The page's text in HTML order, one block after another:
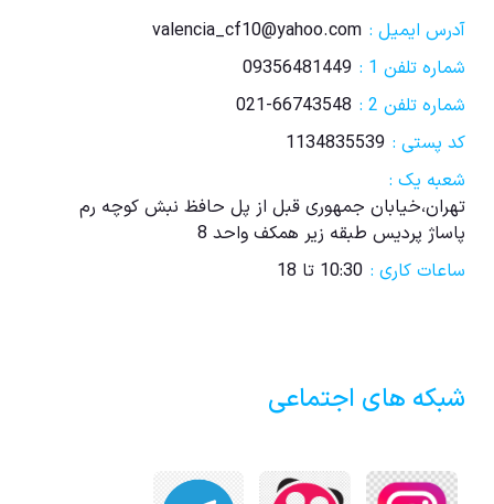
آدرس ایمیل : valencia_cf10@yahoo.com
شماره تلفن 1 :
09356481449
شماره تلفن 2 :
021-66743548
کد پستی : 1134835539
شعبه یک :
تهران،خیابان جمهوری قبل از پل حافظ نبش کوچه رم
پاساژ پردیس طبقه زیر همکف واحد 8
ساعات کاری : 10:30 تا 18
شبکه های اجتماعی